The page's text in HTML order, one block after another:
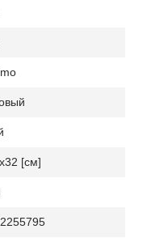
[см]